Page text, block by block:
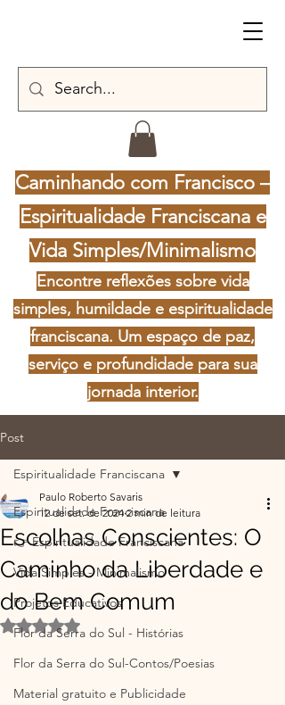
Caminhando com Francisco –
Espiritualidade Franciscana e
Vida Simples/Minimalismo
Encontre reflexões sobre vida
simples, humildade e espiritualidade
franciscana. Um espaço de paz,
serviço e profundidade para sua
jornada interior.
Post
Espiritualidade Franciscana
👉 Espiritualidade Franciscana
Vida Simples - Minimalismo
Projetos Educativos
Flor da Serra do Sul - Histórias
Flor da Serra do Sul-Contos/Poesias
Material gratuito e Publicidade
Espiritualidade Franciscana
Escolhas Conscientes: O
Caminho da Liberdade e
do Bem Comum
Paulo Roberto Savaris
12 de set. de 2024 2 min de leitura
Avaliado com NaN de 5 estrelas.